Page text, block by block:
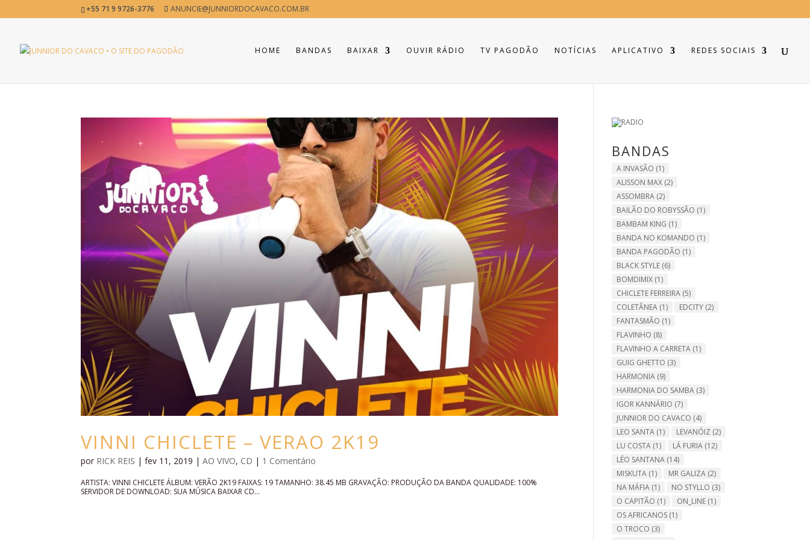
+55 71 9 9726-3776 ANUNCIE@JUNNIORDOCAVACO.COM.BR
HOME BANDAS BAIXAR OUVIR RÁDIO TV PAGODÃO NOTÍCIAS APLICATIVO REDES SOCIAIS
VINNI CHICLETE – VERAO 2K19
por RICK REIS |fev 11, 2019 |AO VIVO, CD | 1 Comentário
ARTISTA: VINNI CHICLETE ÁLBUM: VERÃO 2K19 FAIXAS: 19 TAMANHO: 38.45 MB GRAVAÇÃO: PRODUÇÃO DA BANDA QUALIDADE: 100%
SERVIDOR DE DOWNLOAD: SUA MÚSICA BAIXAR CD...
BANDAS
A INVASÃO (1)
ALISSON MAX (2)
ASSOMBRA (2)
BAILÃO DO ROBYSSÃO (1)
BAMBAM KING (1)
BANDA NO KOMANDO (1)
BANDA PAGODÃO (1)
BLACK STYLE (6)
BOMDIMIX (1)
CHICLETE FERREIRA (5)
COLETÂNEA (1) EDCITY (2)
FANTASMÃO (1)
FLAVINHO (8)
FLAVINHO A CARRETA (1)
GUIG GHETTO (3)
HARMONIA (9)
HARMONIA DO SAMBA (3)
IGOR KANNÁRIO (7)
JUNNIOR DO CAVACO (4)
LEO SANTA (1) LEVANÓIZ (2)
LU COSTA (1) LÁ FURIA (12)
LÉO SANTANA (14)
MISKUTA (1) MR GALIZA (2)
NA MÁFIA (1) NO STYLLO (3)
O CAPITÃO (1) ON_LINE (1)
OS AFRICANOS (1)
O TROCO (3)